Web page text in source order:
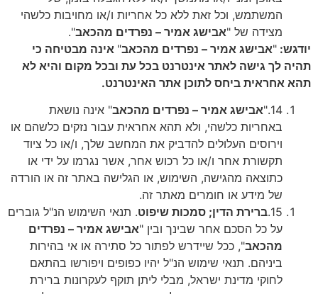
המשתמש, וכל זאת ללא כל אחריות ו/או מחויבות כלשהי
מצידה של "אבישג אמיר – נפרדים מהכאב".
יודגש:
"אבישג אמיר – נפרדים מהכאב" אינה מבטיחה כי
תהיה לך גישה לאתר אינטרנט בכל עת ובכל מקום והיא לא
תהא אחראית ביחס לתוכן אתר האינטרנט.
14.
"אבישג אמיר – נפרדים מהכאב" אינה נושאת
באחריות כלשהי, ולא תהא אחראית עבור נזקים כלשהם או
וירוסים העלולים להדביק את המחשב שלך, ו/או כל ציוד
תקשורת אחר ו/או כל רכוש אחר, אשר נגרמו על ידי או
כתוצאה מהגישה, השימוש, או הגלישה באתר זה או הורדה
של מידע או חומרים מאתר זה.
15. ברירת הדין; סמכות שיפוט. תנאי השימוש הנ"ל גוברים
על כל הסכם אחר שבינך ובין "אבישג אמיר – נפרדים
מהכאב", ככל שיידרש לפתור כל סתירה או אי בהירות
ביניהם. תנאי שימוש הנ"ל יהיו כפופים ויפורשו בהתאם
לחוקי מדינת ישראל, מבלי ליתן תוקף לעקרונות ברירת